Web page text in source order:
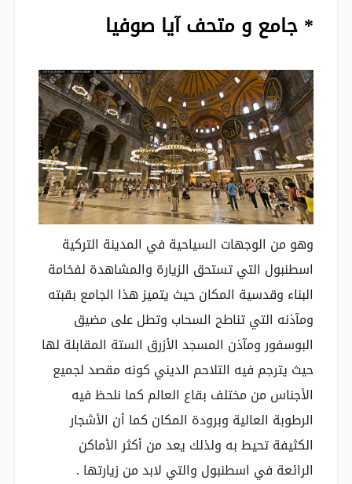
* جامع و متحف آيا صوفيا
وهو من الوجهات السياحية في المدينة التركية
اسطنبول التي تستحق الزيارة والمشاهدة لفخامة
البناء وقدسية المكان حيث يتميز هذا الجامع بقبته
ومآذنه التي تناطح السحاب وتطل على مضيق
البوسفور ومآذن المسجد الأزرق الستة المقابلة لها
حيث يترجم فيه التلاحم الديني كونه مقصد لجميع
الأجناس من مختلف بقاع العالم كما نلحظ فيه
الرطوبة العالية وبرودة المكان كما أن الأشجار
الكثيفة تحيط به ولذلك يعد من أكثر الأماكن
الرائعة في اسطنبول والتي لابد من زيارتها .